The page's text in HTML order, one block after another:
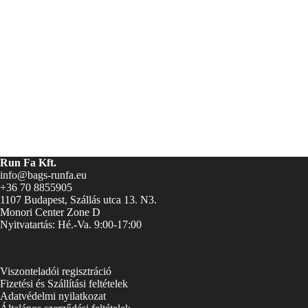
Run Fa Kft.
info@bags-runfa.eu
+36 70 8855905
1107 Budapest, Szállás utca 13. N3.
Monori Center Zone D
Nyitvatartás: Hé.-Va. 9:00-17:00
Viszonteladói regisztráció
Fizetési és Szállítási feltételek
Adatvédelmi nyilatkozat